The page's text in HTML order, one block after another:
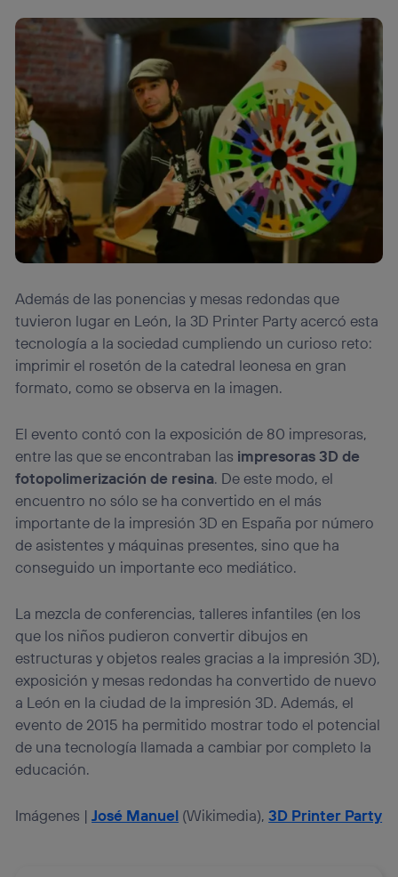
Además de las ponencias y mesas redondas que
tuvieron lugar en León, la 3D Printer Party acercó esta
tecnología a la sociedad cumpliendo un curioso reto:
imprimir el rosetón de la catedral leonesa en gran
formato, como se observa en la imagen.
El evento contó con la exposición de 80 impresoras,
entre las que se encontraban las impresoras 3D de
fotopolimerización de resina. De este modo, el
encuentro no sólo se ha convertido en el más
importante de la impresión 3D en España por número
de asistentes y máquinas presentes, sino que ha
conseguido un importante eco mediático.
La mezcla de conferencias, talleres infantiles (en los
que los niños pudieron convertir dibujos en
estructuras y objetos reales gracias a la impresión 3D),
exposición y mesas redondas ha convertido de nuevo
a León en la ciudad de la impresión 3D. Además, el
evento de 2015 ha permitido mostrar todo el potencial
de una tecnología llamada a cambiar por completo la
educación.
Imágenes |José Manuel (Wikimedia),3D Printer Party